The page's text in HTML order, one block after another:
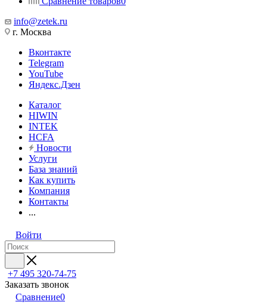
info@zetek.ru
г. Москва
Вконтакте
Telegram
YouTube
Яндекс.Дзен
Каталог
HIWIN
INTEK
HCFA
Новости
Услуги
База знаний
Как купить
Компания
Контакты
...
Войти
+7 495 320-74-75
Заказать звонок
Сравнение0